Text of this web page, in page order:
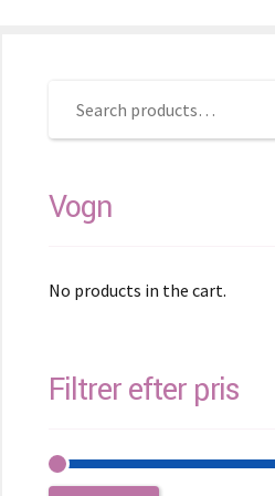
Vogn
No products in the cart.
Filtrer efter pris